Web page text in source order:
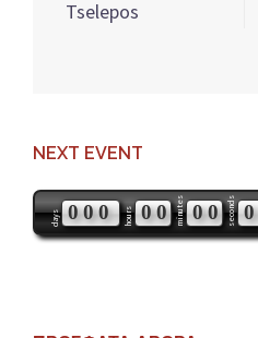
Tselepos
NEXT EVENT
days 000 hours 00 minutes 00 seconds 0